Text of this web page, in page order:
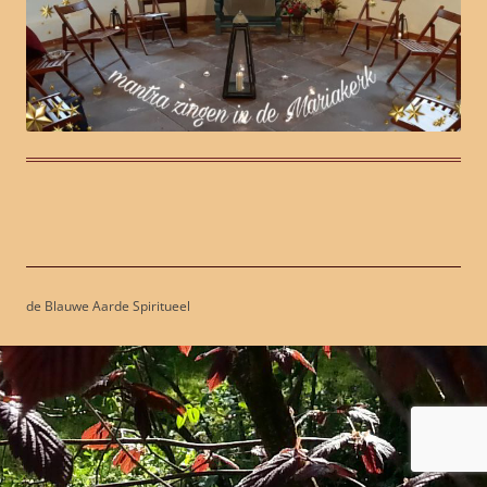
de Blauwe Aarde Spiritueel